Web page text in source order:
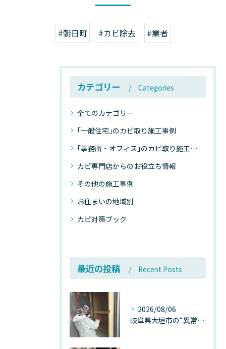
#朝日町 #カビ除去 #業者
カテゴリー Categories
全てのカテゴリー
｢一般住宅｣のカビ取り施工事例
｢事務所・オフィス｣のカビ取り施工事例
カビ専門店からのお役立ち情報
その他の施工事例
お住まいの地域別
カビ対策ブック
最近の投稿 Recent Posts
2026/08/06
岐阜県大垣市の“異常に高い気温”が建物内部を腐らせる──深層カビが爆発的に増える本当の理由